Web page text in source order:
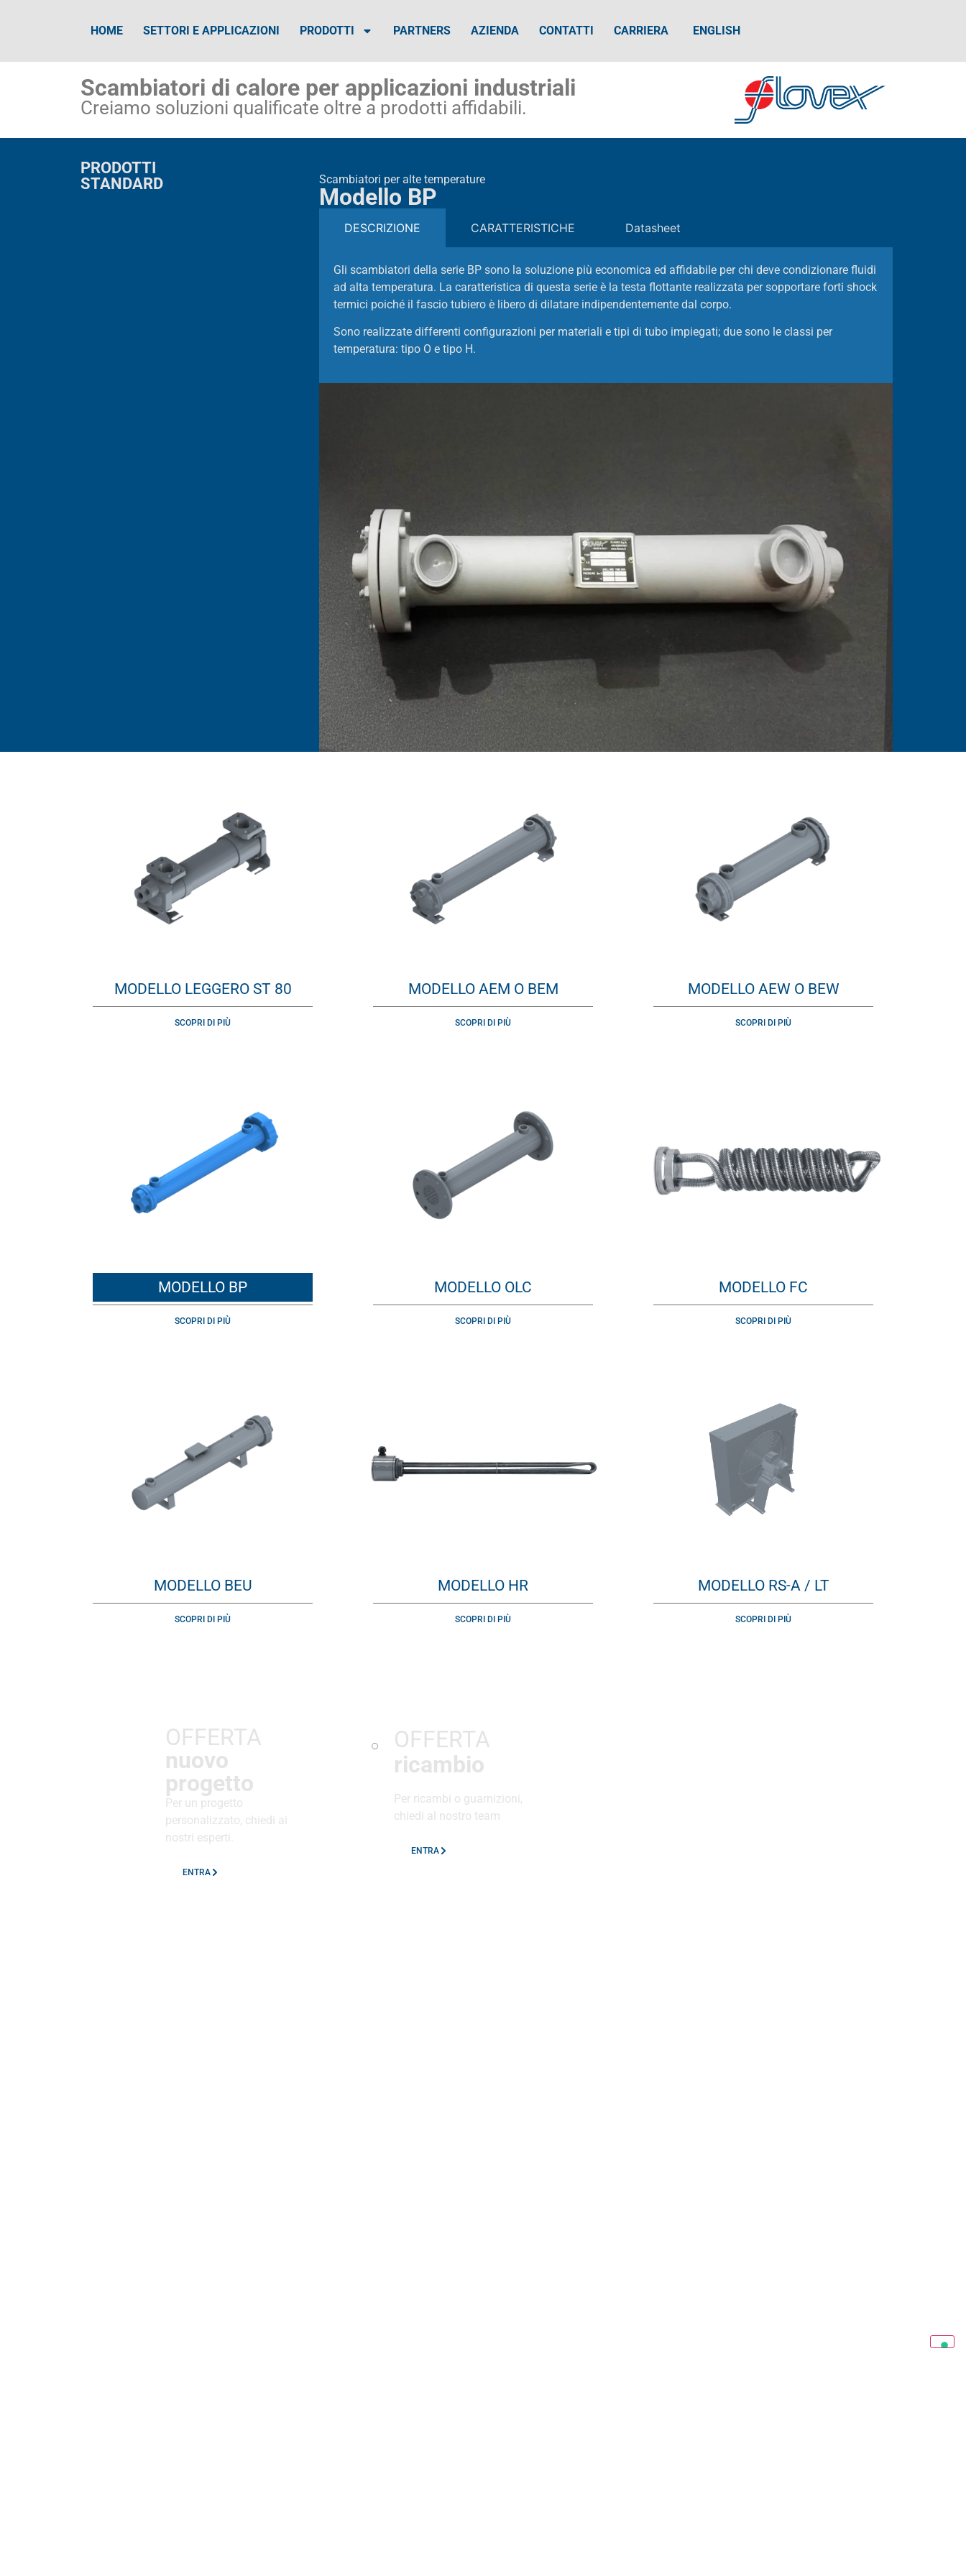
HOME SETTORI E APPLICAZIONI PRODOTTI PARTNERS AZIENDA CONTATTI CARRIERA ENGLISH
Scambiatori di calore per applicazioni industriali
Creiamo soluzioni qualificate oltre a prodotti affidabili.
PRODOTTI
STANDARD
Scambiatori per alte temperature
Modello BP
DESCRIZIONE CARATTERISTICHE Datasheet
Gli scambiatori della serie BP sono la soluzione più economica ed affidabile per chi deve condizionare fluidi
ad alta temperatura. La caratteristica di questa serie è la testa flottante realizzata per sopportare forti shock
termici poiché il fascio tubiero è libero di dilatare indipendentemente dal corpo.
Sono realizzate differenti configurazioni per materiali e tipi di tubo impiegati; due sono le classi per
temperatura: tipo O e tipo H.
MODELLO LEGGERO ST 80
SCOPRI DI PIÙ
MODELLO AEM O BEM
SCOPRI DI PIÙ
MODELLO AEW O BEW
SCOPRI DI PIÙ
MODELLO BP
SCOPRI DI PIÙ
MODELLO OLC
SCOPRI DI PIÙ
MODELLO FC
SCOPRI DI PIÙ
MODELLO BEU
SCOPRI DI PIÙ
MODELLO HR
SCOPRI DI PIÙ
MODELLO RS-A / LT
SCOPRI DI PIÙ
OFFERTA
nuovo
progetto
Per un progetto
personalizzato, chiedi ai
nostri esperti.
ENTRA
OFFERTA
ricambio
Per ricambi o guarnizioni,
chiedi al nostro team
ENTRA